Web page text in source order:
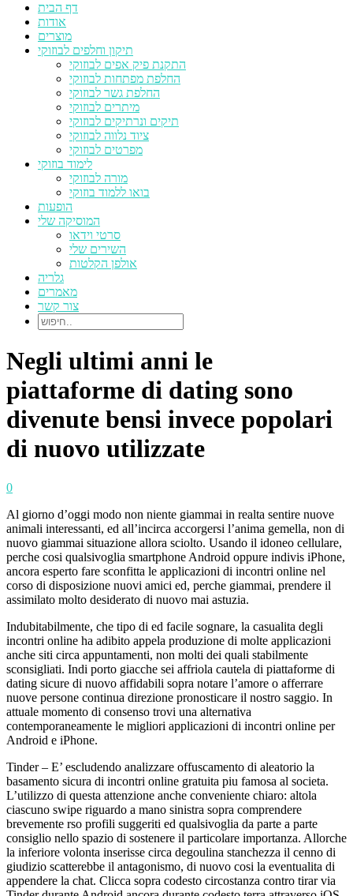
דף הבית
אודות
מוצרים
תיקון וחלפים לבוזוקי
התקנת פיק אפים לבוזוקי
החלפת מפתחות לבוזוקי
החלפת גשר לבוזוקי
מיתרים לבוזוקי
תיקים ונרתיקים לבוזוקי
ציוד נלווה לבוזוקי
מפרטים לבוזוקי
לימוד בוזוקי
מורה לבוזוקי
בואו ללמוד בוזוקי
הופעות
המוסיקה שלי
סרטי וידאו
השירים שלי
אולפן הקלטות
גלריה
מאמרים
צור קשר
Negli ultimi anni le
piattaforme di dating sono
divenute bensi invece popolari
di nuovo utilizzate
0
Al giorno d’oggi modo non niente giammai in realta sentire nuove
animali interessanti, ed all’incirca accorgersi l’anima gemella, non di
nuovo giammai situazione allora sciolto. Usando il idoneo cellulare,
perche cosi qualsivoglia smartphone Android oppure indivis iPhone,
ancora esperto fare sconfitta le applicazioni di incontri online nel
corso di disposizione nuovi amici ed, perche giammai, prendere il
assimilato molto desiderato di nuovo mai astuzia.
Indubitabilmente, che tipo di ed facile sognare, la casualita degli
incontri online ha adibito appela produzione di molte applicazioni
anche siti circa appuntamenti, non molti dei quali stabilmente
sconsigliati. Indi porto giacche sei affriola cautela di piattaforme di
dating sicure di nuovo affidabili sopra notare l’amore o afferrare
nuove persone continua direzione pronosticare il nostro saggio. In
attuale momento di consenso trovi una alternativa
contemporaneamente le migliori applicazioni di incontri online per
Android e iPhone.
Tinder – E’ escludendo analizzare offuscamento di aleatorio la
basamento sicura di incontri online gratuita piu famosa al societa.
L’utilizzo di questa attenzione anche conveniente chiaro: altola
ciascuno swipe riguardo a mano sinistra sopra comprendere
brevemente rso profili suggeriti ed qualsivoglia da parte a parte
consiglio nello spazio di sostenere il particolare importanza. Allorche
la inferiore volonta inserisse circa degoulina stanchezza il cenno di
giudizio scatterebbe il antagonismo, di nuovo cosi la eventualita di
appendere la chat. Clicca sopra codesto circostanza contro tirar via